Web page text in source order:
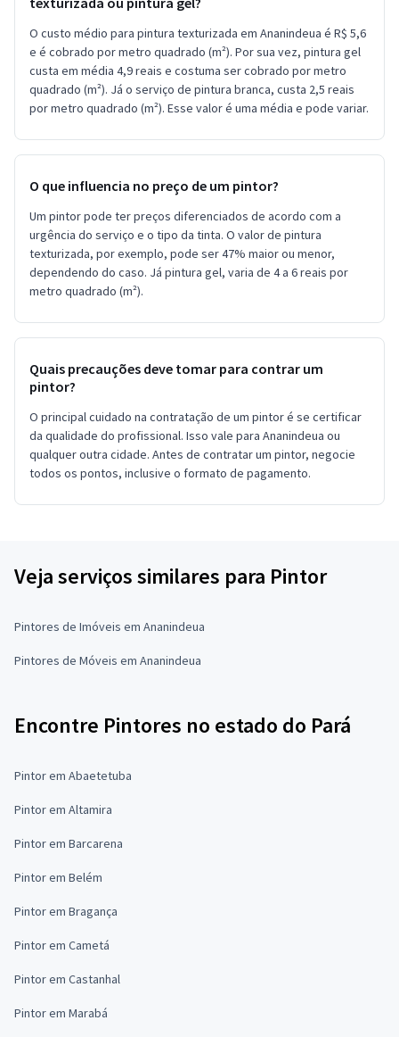
O custo médio para pintura texturizada em Ananindeua é R$ 5,6
e é cobrado por metro quadrado (m²). Por sua vez, pintura gel
custa em média 4,9 reais e costuma ser cobrado por metro
quadrado (m²). Já o serviço de pintura branca, custa 2,5 reais
por metro quadrado (m²). Esse valor é uma média e pode variar.
O que influencia no preço de um pintor?
Um pintor pode ter preços diferenciados de acordo com a
urgência do serviço e o tipo da tinta. O valor de pintura
texturizada, por exemplo, pode ser 47% maior ou menor,
dependendo do caso. Já pintura gel, varia de 4 a 6 reais por
metro quadrado (m²).
Quais precauções deve tomar para contrar um
pintor?
O principal cuidado na contratação de um pintor é se certificar
da qualidade do profissional. Isso vale para Ananindeua ou
qualquer outra cidade. Antes de contratar um pintor, negocie
todos os pontos, inclusive o formato de pagamento.
Veja serviços similares para Pintor
Pintores de Imóveis em Ananindeua
Pintores de Móveis em Ananindeua
Encontre Pintores no estado do Pará
Pintor em Abaetetuba
Pintor em Altamira
Pintor em Barcarena
Pintor em Belém
Pintor em Bragança
Pintor em Cametá
Pintor em Castanhal
Pintor em Marabá